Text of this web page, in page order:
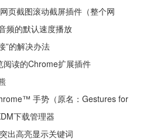
页截图滚动截屏插件（整个网
频的默认速度播放
”的解决办法
读的Chrome扩展插件
手势（原名：Gestures for
下载管理器
出高亮显示关键词